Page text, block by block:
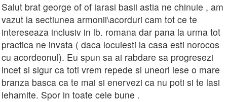
Salut brat george of of iarasi basii astia ne chinuie , am
vazut la sectiunea armonii\acorduri cam tot ce te
intereseaza inclusiv in lb. romana dar pana la urma tot
practica ne invata ( daca locuiesti la casa esti norocos
cu acordeonul). Eu spun sa ai rabdare sa progresezi
incet si sigur ca toti vrem repede si uneori iese o mare
branza basca ca te mai si enervezi ca nu poti si te lasi
lehamite. Spor in toate cele bune .